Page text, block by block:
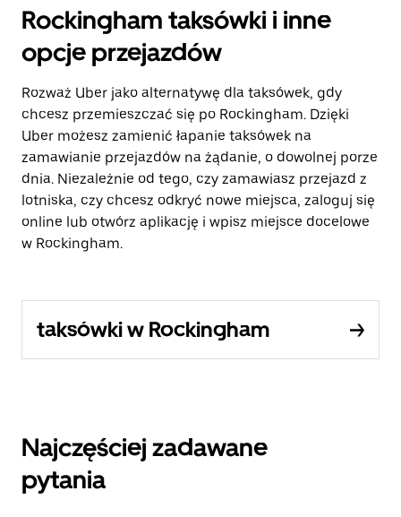
Rockingham taksówki i inne
opcje przejazdów
Rozważ Uber jako alternatywę dla taksówek, gdy
chcesz przemieszczać się po Rockingham. Dzięki
Uber możesz zamienić łapanie taksówek na
zamawianie przejazdów na żądanie, o dowolnej porze
dnia. Niezależnie od tego, czy zamawiasz przejazd z
lotniska, czy chcesz odkryć nowe miejsca, zaloguj się
online lub otwórz aplikację i wpisz miejsce docelowe
w Rockingham.
taksówki w Rockingham
Najczęściej zadawane
pytania